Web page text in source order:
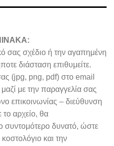
σας σχέδιο ή την αγαπημένη
διάσταση επιθυμείτε.
(jpg, png, pdf) στο email
μαζί με την παραγγελία σας
επικοινωνίας – διεύθυνση
αρχείο, θα
συντομότερο δυνατό, ώστε
και την